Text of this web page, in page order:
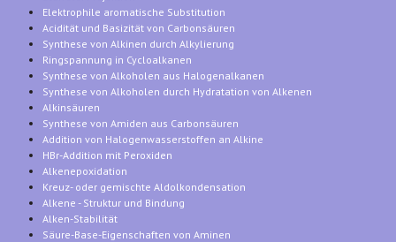
Elektrophile aromatische Substitution
Acidität und Basizität von Carbonsäuren
Synthese von Alkinen durch Alkylierung
Ringspannung in Cycloalkanen
Synthese von Alkoholen aus Halogenalkanen
Synthese von Alkoholen durch Hydratation von Alkenen
Alkinsäuren
Synthese von Amiden aus Carbonsäuren
Addition von Halogenwasserstoffen an Alkine
HBr-Addition mit Peroxiden
Alkenepoxidation
Kreuz- oder gemischte Aldolkondensation
Alkene - Struktur und Bindung
Alken-Stabilität
Säure-Base-Eigenschaften von Aminen